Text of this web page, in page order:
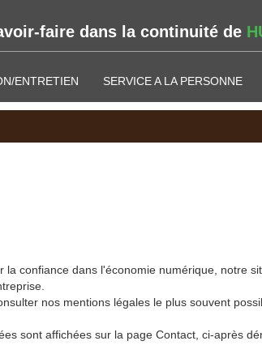
faire dans la continuité de
ENTRETIEN SERVICE A LA PERSONNE
confiance dans l'économie numérique, notre
nos mentions légales le plus souvent
sont affichées sur la page Contact, ci-après